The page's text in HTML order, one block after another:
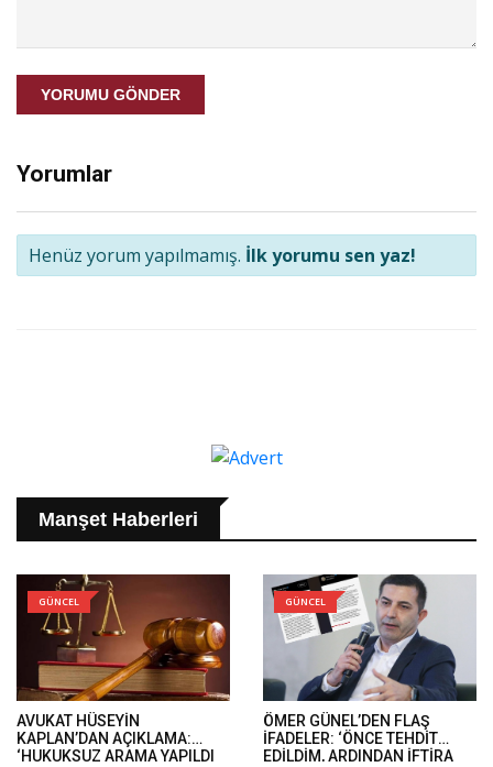
YORUMU GÖNDER
Yorumlar
Henüz yorum yapılmamış. İlk yorumu sen yaz!
Manşet Haberleri
GÜNCEL
AVUKAT HÜSEYİN
KAPLAN’DAN AÇIKLAMA:
‘HUKUKSUZ ARAMA YAPILDI
GÜNCEL
ÖMER GÜNEL’DEN FLAŞ
İFADELER: ‘ÖNCE TEHDİT
EDİLDİM, ARDINDAN İFTİRA